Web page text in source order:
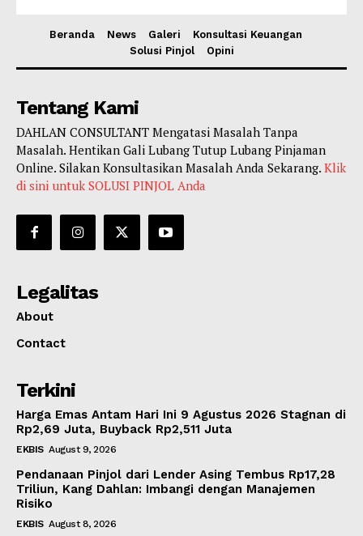
Beranda News Galeri
Konsultasi Keuangan
Solusi Pinjol
Opini
Tentang Kami
DAHLAN CONSULTANT Mengatasi Masalah Tanpa
Masalah. Hentikan Gali Lubang Tutup Lubang Pinjaman
Online. Silakan Konsultasikan Masalah Anda Sekarang. Klik
di sini untuk SOLUSI PINJOL Anda
Legalitas
About
Contact
Terkini
Harga Emas Antam Hari Ini 9 Agustus 2026 Stagnan di
Rp2,69 Juta, Buyback Rp2,511 Juta
EKBIS August 9, 2026
Pendanaan Pinjol dari Lender Asing Tembus Rp17,28
Triliun, Kang Dahlan: Imbangi dengan Manajemen
Risiko
EKBIS August 8, 2026